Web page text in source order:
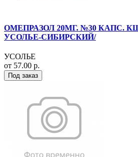
ОМЕПРАЗОЛ 20МГ. №30 КАПС.
УСОЛЬЕ-СИБИРСКИЙ/
УСОЛЬЕ
от 57.00 р.
Под заказ